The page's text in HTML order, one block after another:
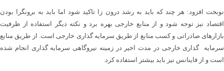
نوبخت افزود: هر چند که باید به رشد درون زا تاکید شود اما باید به برونگرا بودن
اقتصاد نیز توجه شود و از منابع خارجی بهره برد و نکته دیگر استفاده از ظرفیت
بازارهای صادراتی و کسب منابع از طریق سرمایه گذاری خارجی است. از طریق منابع
سرمایه گذاری خارجی در مدت اخیر در زمینه نیروگاهی سرمایه گذاری انجام شده
است و از فاینانس نیز باید بیشتر استفاده کرد.